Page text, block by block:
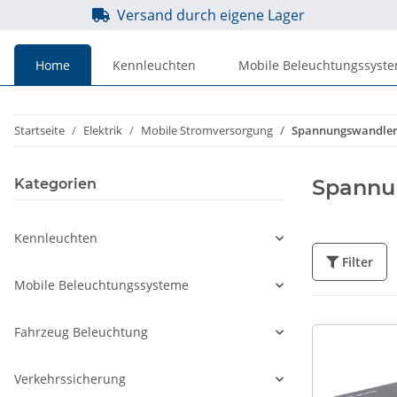
Versand durch eigene Lager
Home Kennleuchten Mobile
inkl. MwSt.
zzgl. MwSt.
Startseite Elektrik Mobile Stromversorgung Spannungswandler
Filter
Kategorien
Kennleuchten
Mobile Beleuchtungssysteme
Fahrzeug Beleuchtung
Verkehrssicherung